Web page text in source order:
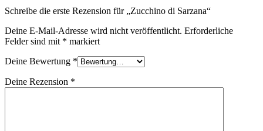
Schreibe die erste Rezension für „Zucchino di Sarzana“
Deine E-Mail-Adresse wird nicht veröffentlicht. Erforderliche
Felder sind mit * markiert
Deine Bewertung *
Deine Rezension *